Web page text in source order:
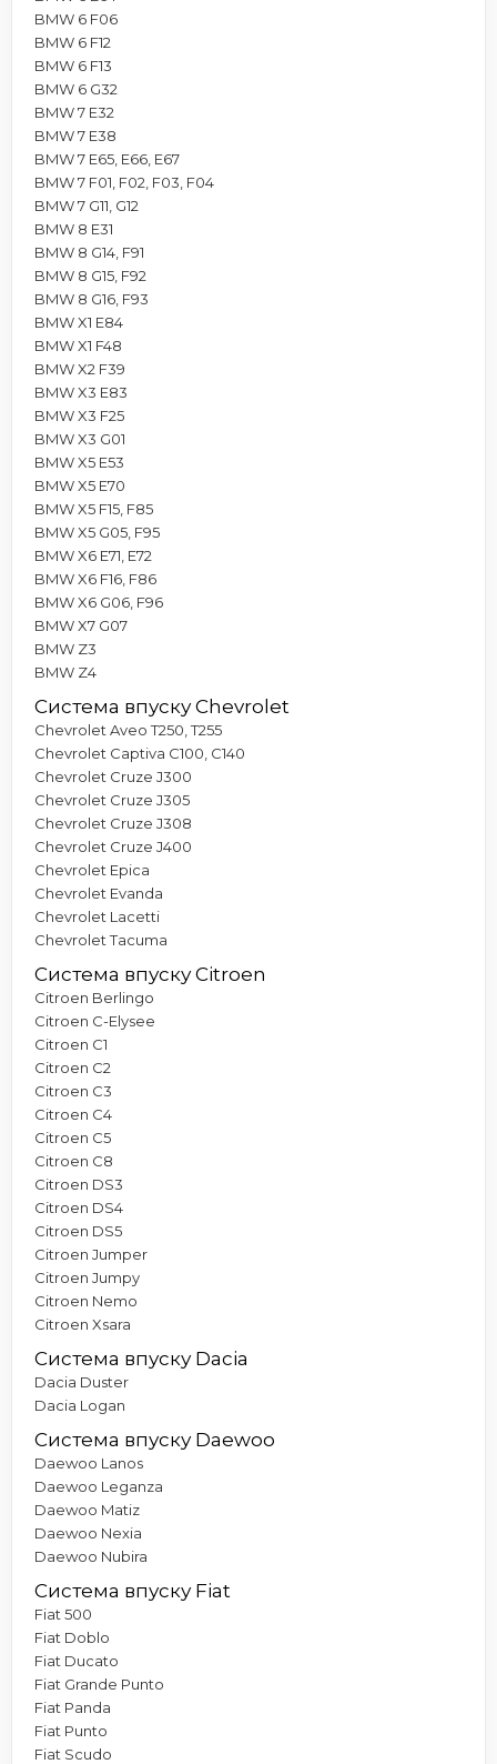
BMW 6 F06
BMW 6 F12
BMW 6 F13
BMW 6 G32
BMW 7 E32
BMW 7 E38
BMW 7 E65, E66, E67
BMW 7 F01, F02, F03, F04
BMW 7 G11, G12
BMW 8 E31
BMW 8 G14, F91
BMW 8 G15, F92
BMW 8 G16, F93
BMW X1 E84
BMW X1 F48
BMW X2 F39
BMW X3 E83
BMW X3 F25
BMW X3 G01
BMW X5 E53
BMW X5 E70
BMW X5 F15, F85
BMW X5 G05, F95
BMW X6 E71, E72
BMW X6 F16, F86
BMW X6 G06, F96
BMW X7 G07
BMW Z3
BMW Z4
Система впуску Chevrolet
Chevrolet Aveo T250, T255
Chevrolet Captiva C100, C140
Chevrolet Cruze J300
Chevrolet Cruze J305
Chevrolet Cruze J308
Chevrolet Cruze J400
Chevrolet Epica
Chevrolet Evanda
Chevrolet Lacetti
Chevrolet Tacuma
Система впуску Citroen
Citroen Berlingo
Citroen C-Elysee
Citroen C1
Citroen C2
Citroen C3
Citroen C4
Citroen C5
Citroen C8
Citroen DS3
Citroen DS4
Citroen DS5
Citroen Jumper
Citroen Jumpy
Citroen Nemo
Citroen Xsara
Система впуску Dacia
Dacia Duster
Dacia Logan
Система впуску Daewoo
Daewoo Lanos
Daewoo Leganza
Daewoo Matiz
Daewoo Nexia
Daewoo Nubira
Система впуску Fiat
Fiat 500
Fiat Doblo
Fiat Ducato
Fiat Grande Punto
Fiat Panda
Fiat Punto
Fiat Scudo